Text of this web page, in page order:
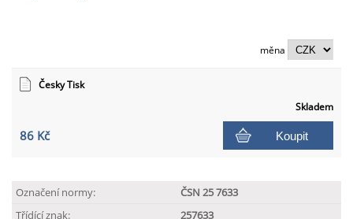
měna
Česky Tisk
Skladem
86 Kč Koupit
Označení normy:
ČSN 25 7633
Třídící znak:
257633